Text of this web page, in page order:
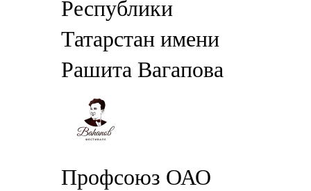
Республики
Татарстан имени
Рашита Вагапова
Профсоюз ОАО